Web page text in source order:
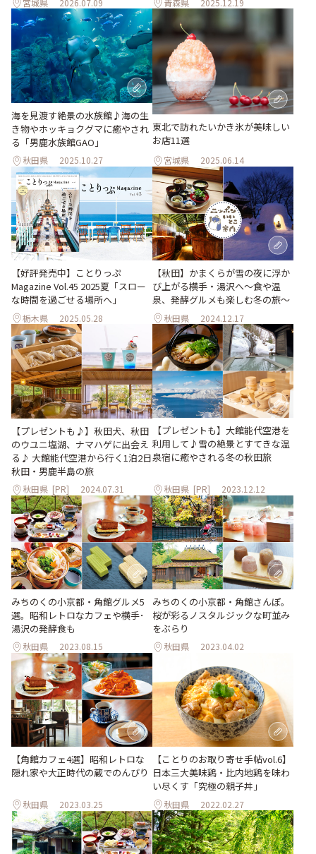
海を見渡す絶景の水族館♪海の生
き物やホッキョクグマに癒やされ
る「男鹿水族館GAO」
秋田県 2025.10.27
東北で訪れたいかき氷が美味しい
お店11選
宮城県 2025.06.14
【好評発売中】ことりっぷ
Magazine Vol.45 2025夏「スロー
な時間を過ごせる場所へ」
栃木県 2025.05.28
【秋田】かまくらが雪の夜に浮か
び上がる横手・湯沢へ〜食や温
泉、発酵グルメも楽しむ冬の旅〜
秋田県 2024.12.17
【プレゼントも♪】秋田犬、秋田
のウユニ塩湖、ナマハゲに出会え
る♪ 大館能代空港から行く1泊2日
秋田・男鹿半島の旅
秋田県 [PR] 2024.07.31
【プレゼントも】大館能代空港を
利用して♪雪の絶景とすてきな温
泉宿に癒やされる冬の秋田旅
秋田県 [PR] 2023.12.12
みちのくの小京都・角館グルメ5
選。昭和レトロなカフェや横手･
湯沢の発酵食も
秋田県 2023.08.15
みちのくの小京都・角館さんぽ。
桜が彩るノスタルジックな町並み
をぶらり
秋田県 2023.04.02
【角館カフェ4選】昭和レトロな
隠れ家や大正時代の蔵でのんびり
秋田県 2023.03.25
【ことりのお取り寄せ手帖vol.6】
日本三大美味鶏・比内地鶏を味わ
い尽くす「究極の親子丼」
秋田県 2022.02.27